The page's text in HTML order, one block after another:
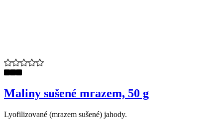
Maliny sušené mrazem, 50 g
Lyofilizované (mrazem sušené) jahody.